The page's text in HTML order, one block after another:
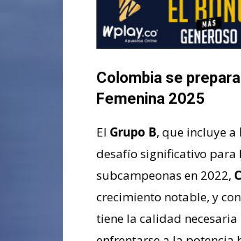
Colombia se
Femenina 2025
El Grupo B, que incluye a
desafío significativo para
subcampeonas en 2022,
crecimiento notable, y
tiene la calidad